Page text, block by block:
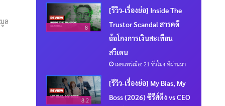
ล
8
[รีวิว-เรื่องย่อ] Inside The
Trustor Scandal สารคดี
ฉ้อโกงการเงินสะเทือน
สวีเดน
เผยแพร่เมื่อ: 21 ชั่วโมง ที่ผ่านมา
8.2
[รีวิว-เรื่องย่อ] My Bias, My
Boss (2026) ซีรีส์ติ่ง vs CEO